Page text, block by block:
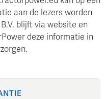
aan de lezers worden
blijft via website en
deze informatie in